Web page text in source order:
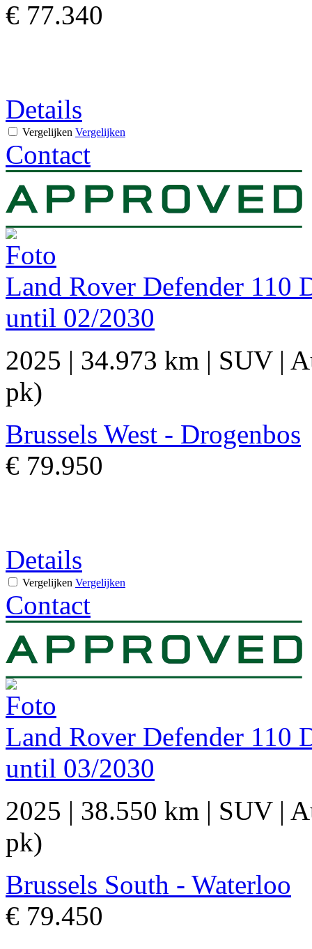
€ 77.340
Details
Vergelijken Vergelijken
Contact
Land Rover Defender 110
until 02/2030
2025 | 34.973 km | SUV|
pk)
Brussels West - Drogenbos
€ 79.950
Details
Vergelijken Vergelijken
Contact
Land Rover Defender 110
until 03/2030
2025 | 38.550 km | SUV|
pk)
Brussels South - Waterloo
€ 79.450